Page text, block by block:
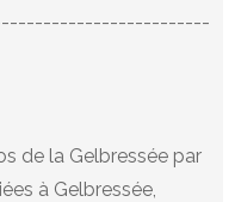
de la Gelbressée par
à Gelbressée,